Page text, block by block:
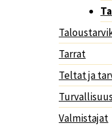
Tarrat
Teltat ja
Turvallisuus
Valmistajat